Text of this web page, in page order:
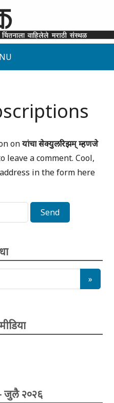
onयांचा सेक्युलरिझम् म्हणजे
leave a comment. Cool,
in the form here
जुलै २०२६